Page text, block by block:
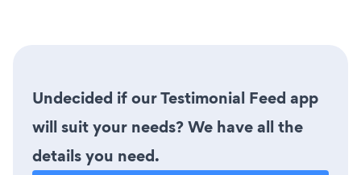
Undecided if our Testimonial Feed app
will suit your needs? We have all the
details you need.